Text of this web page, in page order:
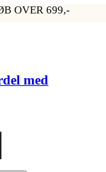
OVER 699,-
med